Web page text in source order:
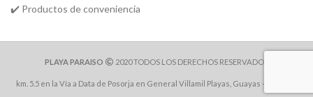
✔️ Productos de conveniencia
PLAYA PARAISO 2020 TODOS LOS DERECHOS RESERVADOS
km. 5.5 en la Vía a Data de Posorja en General Villamil Playas, Guayas - Ecuador.